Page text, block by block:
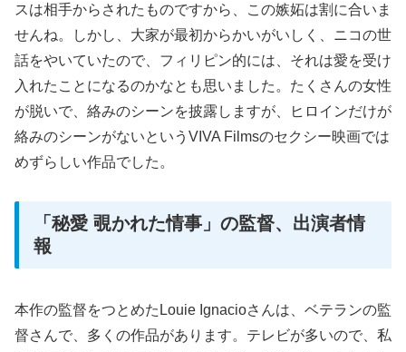
スは相手からされたものですから、この嫉妬は割に合いま
せんね。しかし、大家が最初からかいがいしく、ニコの世
話をやいていたので、フィリピン的には、それは愛を受け
入れたことになるのかなとも思いました。たくさんの女性
が脱いで、絡みのシーンを披露しますが、ヒロインだけが
絡みのシーンがないというVIVA Filmsのセクシー映画では
めずらしい作品でした。
「秘愛 覗かれた情事」の監督、出演者情
報
本作の監督をつとめたLouie Ignacioさんは、ベテランの監
督さんで、多くの作品があります。テレビが多いので、私